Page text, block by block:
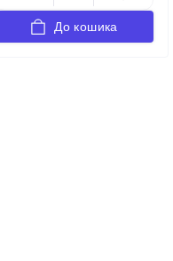
До кошика